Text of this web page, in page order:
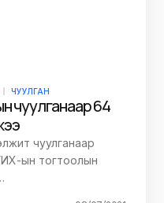
ЧУУЛГАН
чуулганаар 64
чуулганаар
ын тогтоолын